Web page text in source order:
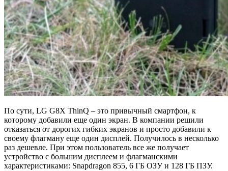
По сути, LG G8X ThinQ – это привычный смартфон, к
которому добавили еще один экран. В компании решили
отказаться от дорогих гибких экранов и просто добавили к
своему флагману еще один дисплей. Получилось в несколько
раз дешевле. При этом пользователь все же получает
устройство с большим дисплеем и флагманскими
характеристиками: Snapdragon 855, 6 ГБ ОЗУ и 128 ГБ ПЗУ.